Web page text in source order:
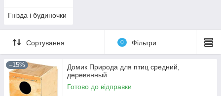
Гнізда і будиночки
Сортування 0 Фільтри
–15%
Домик Природа для птиц средний,
деревянный
Готово до відправки